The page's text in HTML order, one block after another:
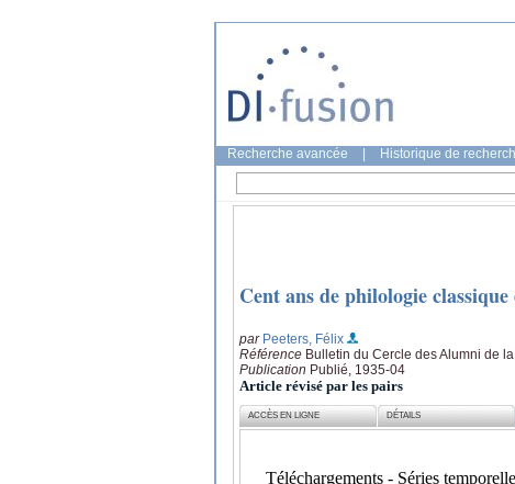
Recherche avancée Historique de
Cent ans de philologie
par Peeters, Félix
Référence Bulletin du Cercle des Alumni de
Publication Publié, 1935-04
Article révisé par les pairs
ACCÈS EN LIGNE DÉTAILS